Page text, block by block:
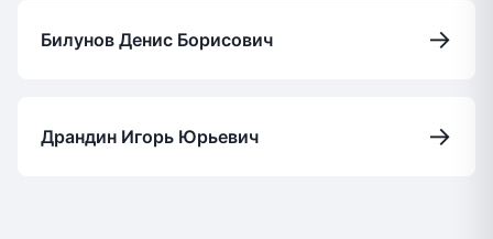
Билунов Денис Борисович →
Драндин Игорь Юрьевич →